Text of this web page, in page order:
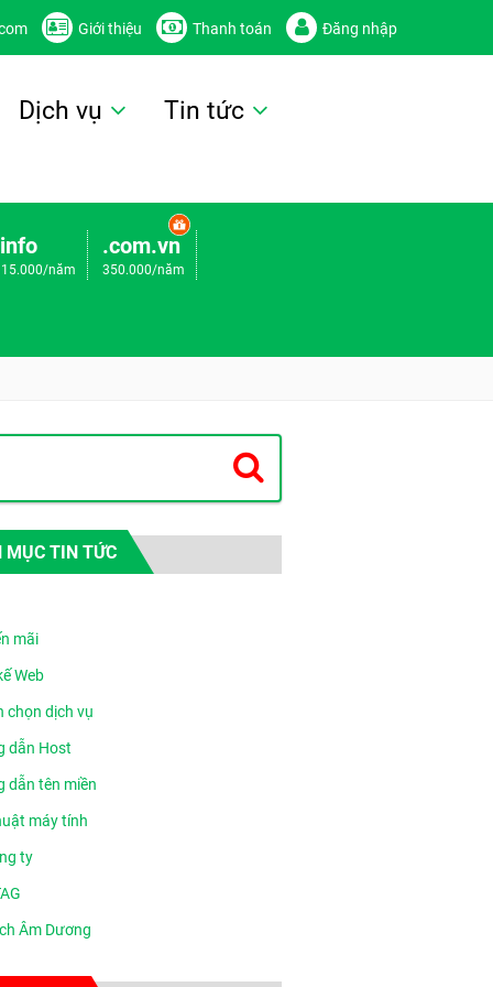
Giới thiệu Thanh toán Đăng nhập
Dịch vụ
Tin tức
năm
.com.vn
350.000/năm
MỤC TIN TỨC
mãi
Web
chọn dịch vụ
dẫn Host
dẫn tên miền
máy tính
ty
Âm Dương